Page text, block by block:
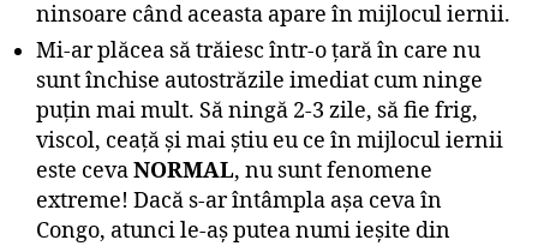
ninsoare când aceasta apare în mijlocul iernii.
Mi-ar plăcea să trăiesc într-o ţară în care nu
sunt închise autostrăzile imediat cum ninge
puţin mai mult. Să ningă 2-3 zile, să fie frig,
viscol, ceaţă şi mai ştiu eu ce în mijlocul iernii
este cevaNORMAL, nu sunt fenomene
extreme! Dacă s-ar întâmpla aşa ceva în
Congo, atunci le-aş putea numi ieşite din